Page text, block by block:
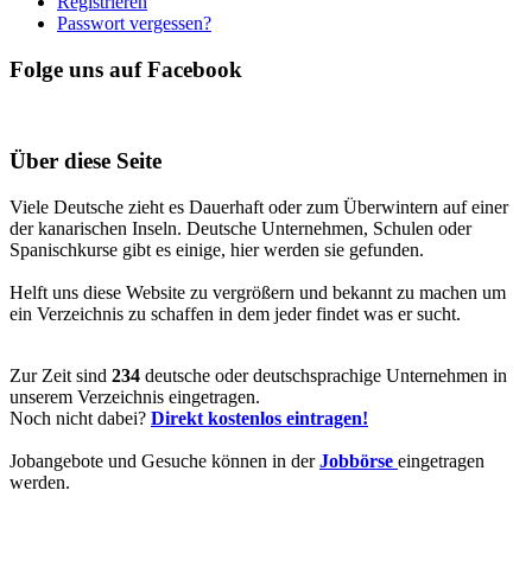
Passwort vergessen?
Folge uns auf Facebook
Über diese Seite
Viele Deutsche zieht es Dauerhaft oder zum Überwintern auf einer
der kanarischen Inseln. Deutsche Unternehmen, Schulen oder
Spanischkurse gibt es einige, hier werden sie gefunden.
Helft uns diese Website zu vergrößern und bekannt zu machen um
ein Verzeichnis zu schaffen in dem jeder findet was er sucht.
Zur Zeit sind 234 deutsche oder deutschsprachige Unternehmen in
unserem Verzeichnis eingetragen.
Noch nicht dabei? Direkt kostenlos eintragen!
Jobangebote und Gesuche können in derJobbörse eingetragen
werden.